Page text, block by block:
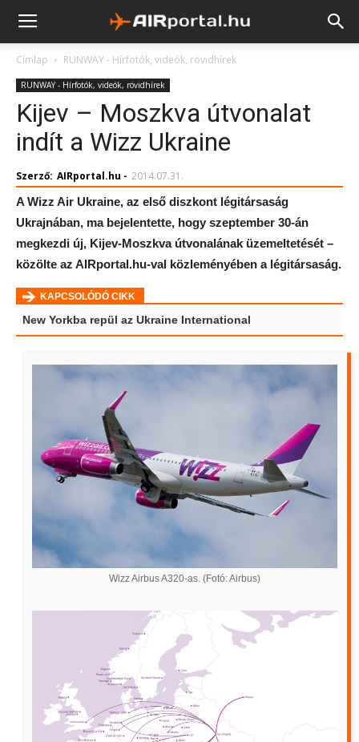
Címlap RUNWAY - Hírfotók, videók, rövidhírek
RUNWAY - Hírfotók, videók, rövidhírek
Kijev – Moszkva útvonalat
indít a Wizz Ukraine
Szerző: AIRportal.hu - 2014.07.31.
A Wizz Air Ukraine, az első diszkont légitársaság
Ukrajnában, ma bejelentette, hogy szeptember 30-án
megkezdi új, Kijev-Moszkva útvonalának üzemeltetését –
közölte az AIRportal.hu-val közleményében a légitársaság.
KAPCSOLÓDÓ CIKK
New Yorkba repül az Ukraine International
Wizz Airbus A320-as. (Fotó: Airbus)